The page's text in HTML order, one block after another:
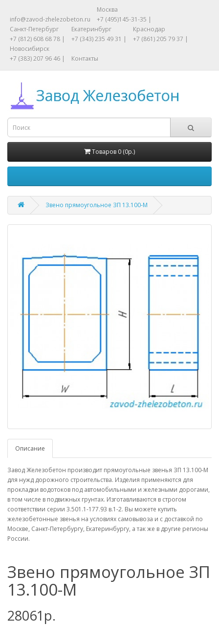
info@zavod-zhelezobeton.ru
Москва
+7 (495)145-31-35 |
Санкт-Петербург
+7 (812) 608 68 78 |
Екатеринбург
+7 (343) 235 49 31 |
Краснодар
+7 (861) 205 79 37 |
Новосибирск
+7 (383) 207 96 46 |
Контакты
Товаров 0 (0р.)
Звено прямоугольное ЗП 13.100-М
Описание
Завод Железобетон производит прямоугольные звенья ЗП 13.100-М
для нужд дорожного строительства. Изделия применяются для
прокладки водотоков под автомобильными и железными дорогами,
в том числе в подвижных грунтах. Изготавливаются в строгом
соответствии серии 3.501.1-177.93 в.1-2. Вы можете купить
железобетонные звенья на условиях самовывоза и с доставкой по
Москве, Санкт-Петербургу, Екатеринбургу, а так же в другие регионы
России.
Звено прямоугольное ЗП
13.100-М
28061р.